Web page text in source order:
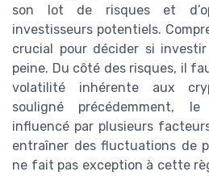
son lot de risques et
investisseurs potentiels.
crucial pour décider si
peine. Du côté des risques, il
volatilité inhérente aux
souligné précédemment,
influencé par plusieurs
entraîner des fluctuations de
ne fait pas exception à cette